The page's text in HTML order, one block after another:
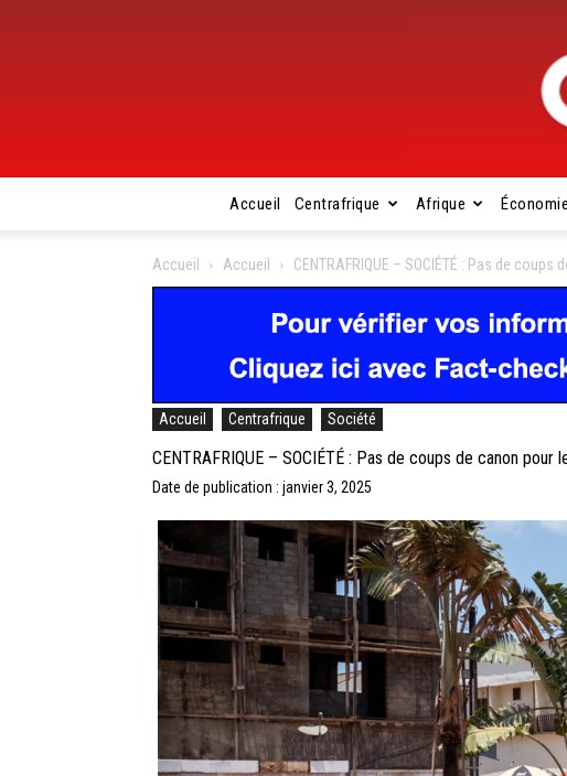
Accueil Centrafrique Afrique Économie
Accueil Accueil CENTRAFRIQUE – SOCIÉTÉ : Pas de
Accueil Centrafrique Société
CENTRAFRIQUE – SOCIÉTÉ : Pas de coups de canon pour
Date de publication : janvier 3, 2025